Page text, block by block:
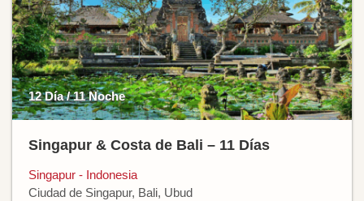
12 Día / 11 Noche
Singapur & Costa de Bali – 11 Días
Singapur - Indonesia
Ciudad de Singapur, Bali, Ubud